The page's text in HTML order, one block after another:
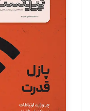
مینا پاکدل
یسنا امان‌پور
تحریریه